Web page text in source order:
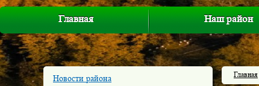
Главная Наш район
Новости района
Главная